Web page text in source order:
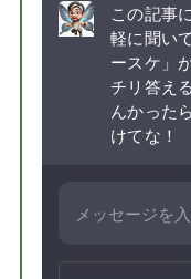
この記事
軽に聞い
ースケ」
チリ答え
んかった
けてな！